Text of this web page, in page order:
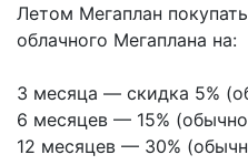
Летом Мегаплан
облачного Мегаплана на:
3 месяца — скидка 5%
6 месяцев — 15% (обычно
12 месяцев — 30%